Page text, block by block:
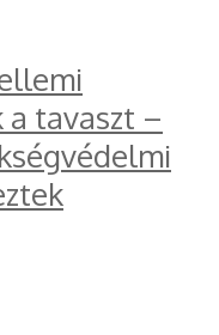
tavaszt –